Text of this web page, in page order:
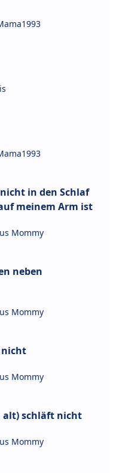
in den Schlaf
meinem Arm ist
Mommy
neben
Mommy
nicht
Mommy
alt) schläft nicht
Mommy